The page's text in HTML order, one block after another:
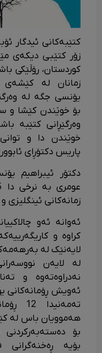
کتێبەکانی ئیدگار
زۆر کتێبی دیکەی
کوردستان، رۆڵێکی
زمانان لە کێشەی
یۆنسی جگه‌ له‌
بۆ خوێندن کێشا و
وەرگێڕانی کتێبه‌
خوێندن دا و
پاریس دکتۆڕای
زمانه‌کانی ئینگلیزی
ئەوانە ئەو
کراوە و
لایەنێک لە
لە لایەن
نەدراوەتەوە و
ئەویش ڕۆمانەکانی
هەموویان باس لە
بۆ
بۆیە